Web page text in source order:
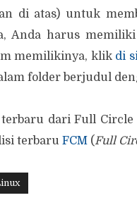
di atas) untuk
Anda harus
memilikinya, klik di
folder berjudul
dari Full Circle
terbaru FCM (Full